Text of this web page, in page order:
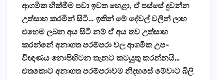
ආගමික හික්මීම පවා ඉවත හෙළා, ඒ පස්සේ දුවන්න
උත්සාහ කරමින් සිටී… ඉතින් මේ දේවල් වලින් ලාභ
එහෙම ලබන අය සිටී නම් ඒ අය තව උත්සාහ
කරන්නේ අනාගත පරම්පරා වල ආගමික උප-
විඥාණය නොපිහිටන තැනට කටයුතු කරන්නයි…
එතකොට අනාගත පරම්පරාවම නිදහසේ මේවාට බිලි